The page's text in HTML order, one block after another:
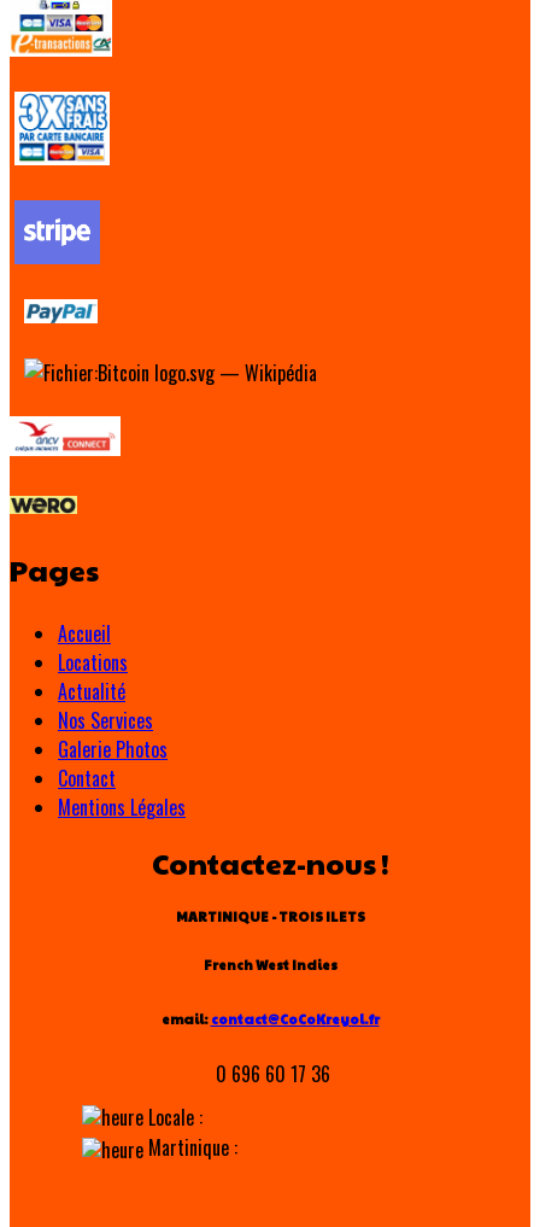
Pages
Accueil
Locations
Actualité
Nos Services
Galerie Photos
Contact
Mentions Légales
Contactez-nous !
MARTINIQUE - TROIS ILETS
French West Indies
email: contact@CoCoKreyol.fr
0 696 60 17 36
Locale :
Martinique :